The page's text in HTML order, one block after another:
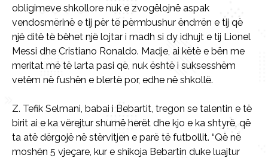
obligimeve shkollore nuk e zvogëlojnë aspak
vendosmërinë e tij për të përmbushur ëndrrën e tij që
një ditë të bëhet një lojtar i madh si dy idhujt e tij Lionel
Messi dhe Cristiano Ronaldo. Madje, ai këtë e bën me
meritat më të larta pasi që, nuk është i suksesshëm
vetëm në fushën e blertë por, edhe në shkollë.
Z. Tefik Selmani, babai i Bebartit, tregon se talentin e të
birit ai e ka vërejtur shumë herët dhe kjo e ka shtyrë, që
ta atë dërgojë në stërvitjen e parë të futbollit. “Që në
moshën 5 vjeçare, kur e shikoja Bebartin duke luajtur